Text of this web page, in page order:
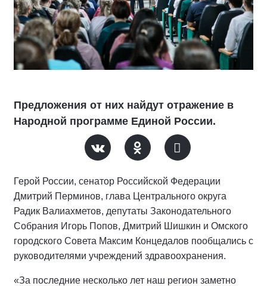
Предложения от них найдут отражение в
Народной программе Единой России.
Герой России, сенатор Российской Федерации
Дмитрий Перминов, глава Центрального округа
Радик Валиахметов, депутаты Законодательного
Собрания Игорь Попов, Дмитрий Шишкин и Омского
городского Совета Максим Концедалов пообщались с
руководителями учреждений здравоохранения.
«За последние несколько лет наш регион заметно